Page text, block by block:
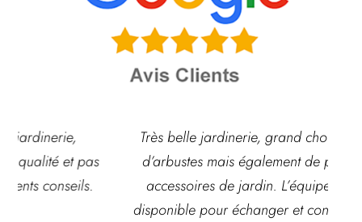
Très belle jardinerie, grand choix de fleurs et
d’arbustes mais également de pots ou autre
accessoires de jardin. L’équipe est souvent
disponible pour échanger et conseiller. J’y vais